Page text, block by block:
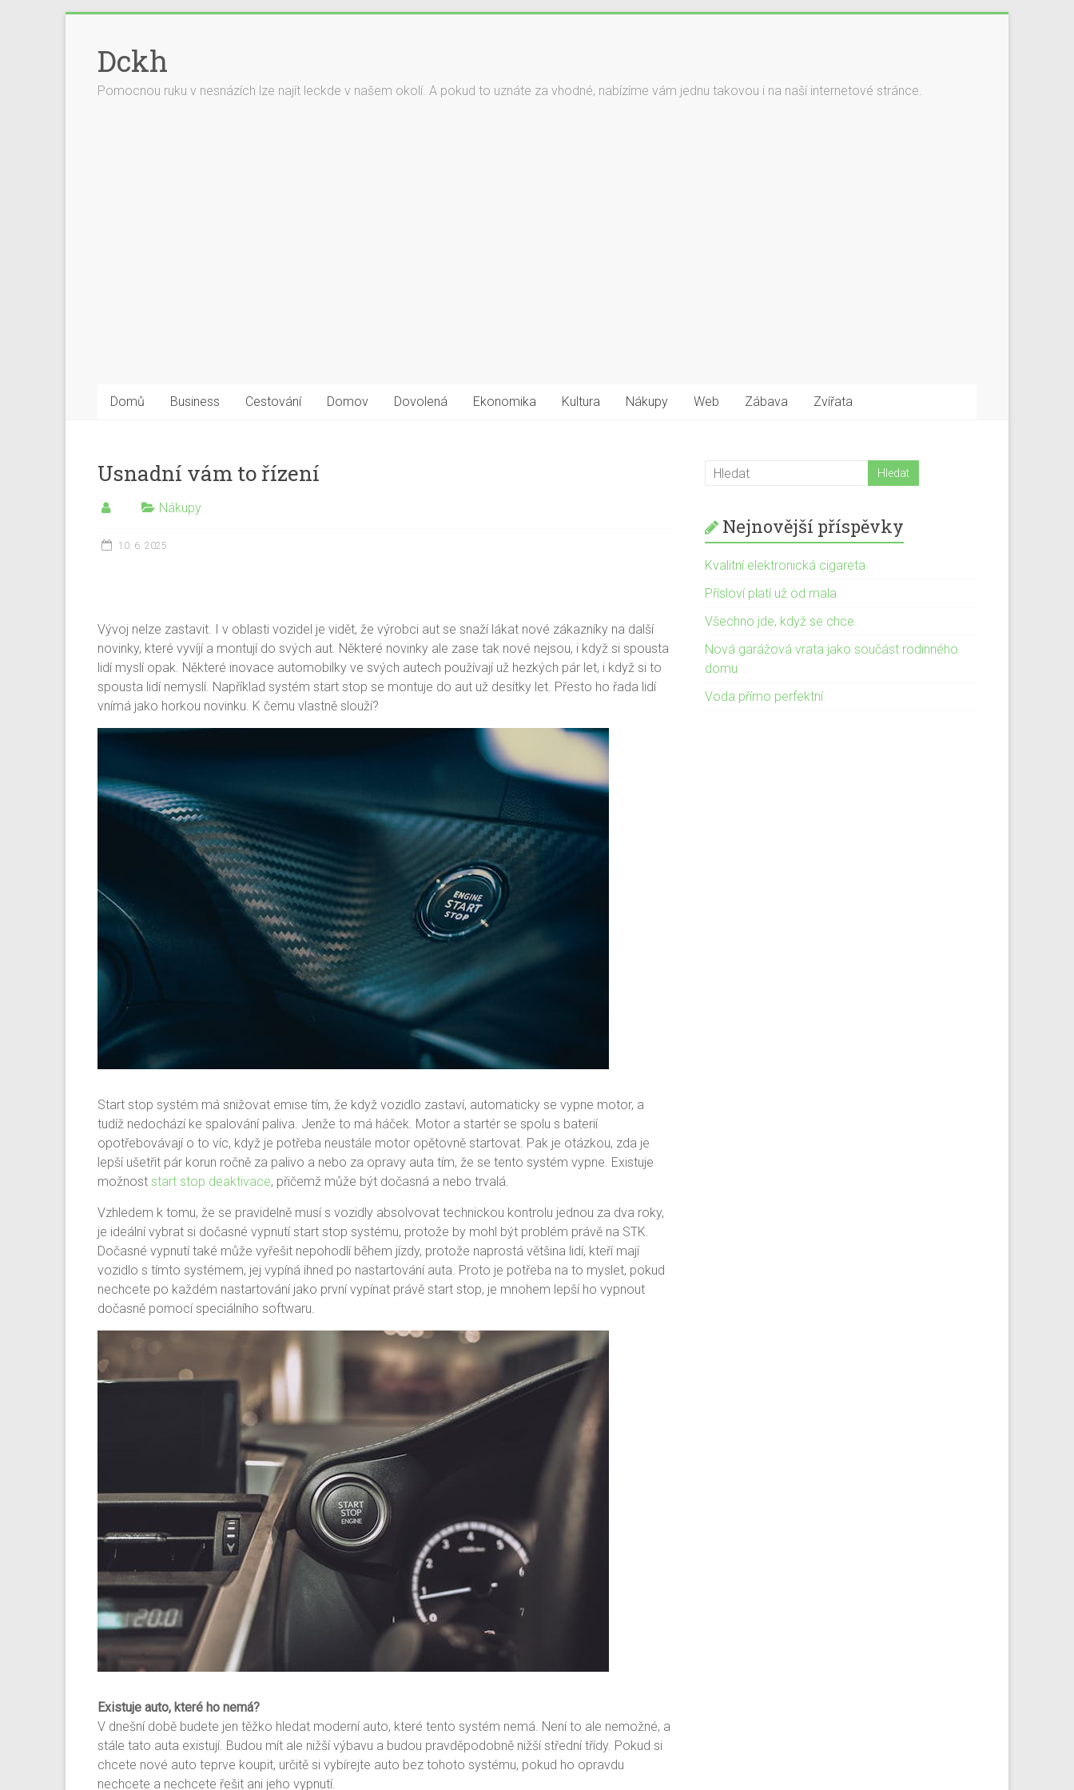
Dckh
Pomocnou ruku v nesnázích lze najít leckde v našem okolí. A pokud to uznáte za vhodné, nabízíme vám jednu takovou i na naší internetové stránce.
Domů Business Cestování Domov Dovolená Ekonomika Kultura Nákupy Web Zábava Zvířata
Usnadní vám to řízení
Nákupy
10. 6. 2025
Vývoj nelze zastavit. I v oblasti vozidel je vidět, že výrobci aut se snaží lákat nové zákazníky na další
novinky, které vyvíjí a montují do svých aut. Některé novinky ale zase tak nové nejsou, i když si spousta
lidí myslí opak. Některé inovace automobilky ve svých autech používají už hezkých pár let, i když si to
spousta lidí nemyslí. Například systém start stop se montuje do aut už desítky let. Přesto ho řada lidí
vnímá jako horkou novinku. K čemu vlastně slouží?
Start stop systém má snižovat emise tím, že když vozidlo zastaví, automaticky se vypne motor, a
tudíž nedochází ke spalování paliva. Jenže to má háček. Motor a startér se spolu s baterií
opotřebovávají o to víc, když je potřeba neustále motor opětovně startovat. Pak je otázkou, zda je
lepší ušetřit pár korun ročně za palivo a nebo za opravy auta tím, že se tento systém vypne. Existuje
možnost start stop deaktivace, přičemž může být dočasná a nebo trvalá.
Vzhledem k tomu, že se pravidelně musí s vozidly absolvovat technickou kontrolu jednou za dva roky,
je ideální vybrat si dočasné vypnutí start stop systému, protože by mohl být problém právě na STK.
Dočasné vypnutí také může vyřešit nepohodlí během jízdy, protože naprostá většina lidí, kteří mají
vozidlo s tímto systémem, jej vypíná ihned po nastartování auta. Proto je potřeba na to myslet, pokud
nechcete po každém nastartování jako první vypínat právě start stop, je mnohem lepší ho vypnout
dočasně pomocí speciálního softwaru.
Existuje auto, které ho nemá?
V dnešní době budete jen těžko hledat moderní auto, které tento systém nemá. Není to ale nemožné, a
stále tato auta existují. Budou mít ale nižší výbavu a budou pravděpodobně nižší střední třídy. Pokud si
chcete nové auto teprve koupit, určitě si vybírejte auto bez tohoto systému, pokud ho opravdu
nechcete a nechcete řešit ani jeho vypnutí.
Nejnovější příspěvky
Kvalitní elektronická cigareta
Přísloví platí už od mala
Všechno jde, když se chce
Nová garážová vrata jako součást rodinného
domu
Voda přímo perfektní